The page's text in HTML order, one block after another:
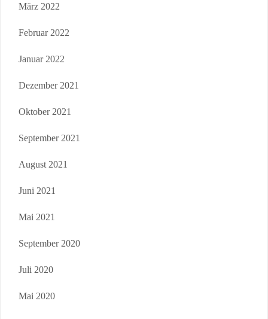
März 2022
Februar 2022
Januar 2022
Dezember 2021
Oktober 2021
September 2021
August 2021
Juni 2021
Mai 2021
September 2020
Juli 2020
Mai 2020